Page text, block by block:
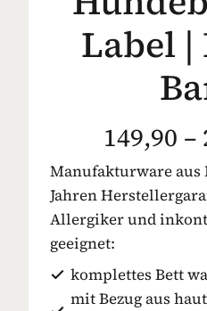
Label
149,90 –
Manufakturware aus
Jahren
Allergiker und
geeignet:
komplettes Bett
mit Bezug aus